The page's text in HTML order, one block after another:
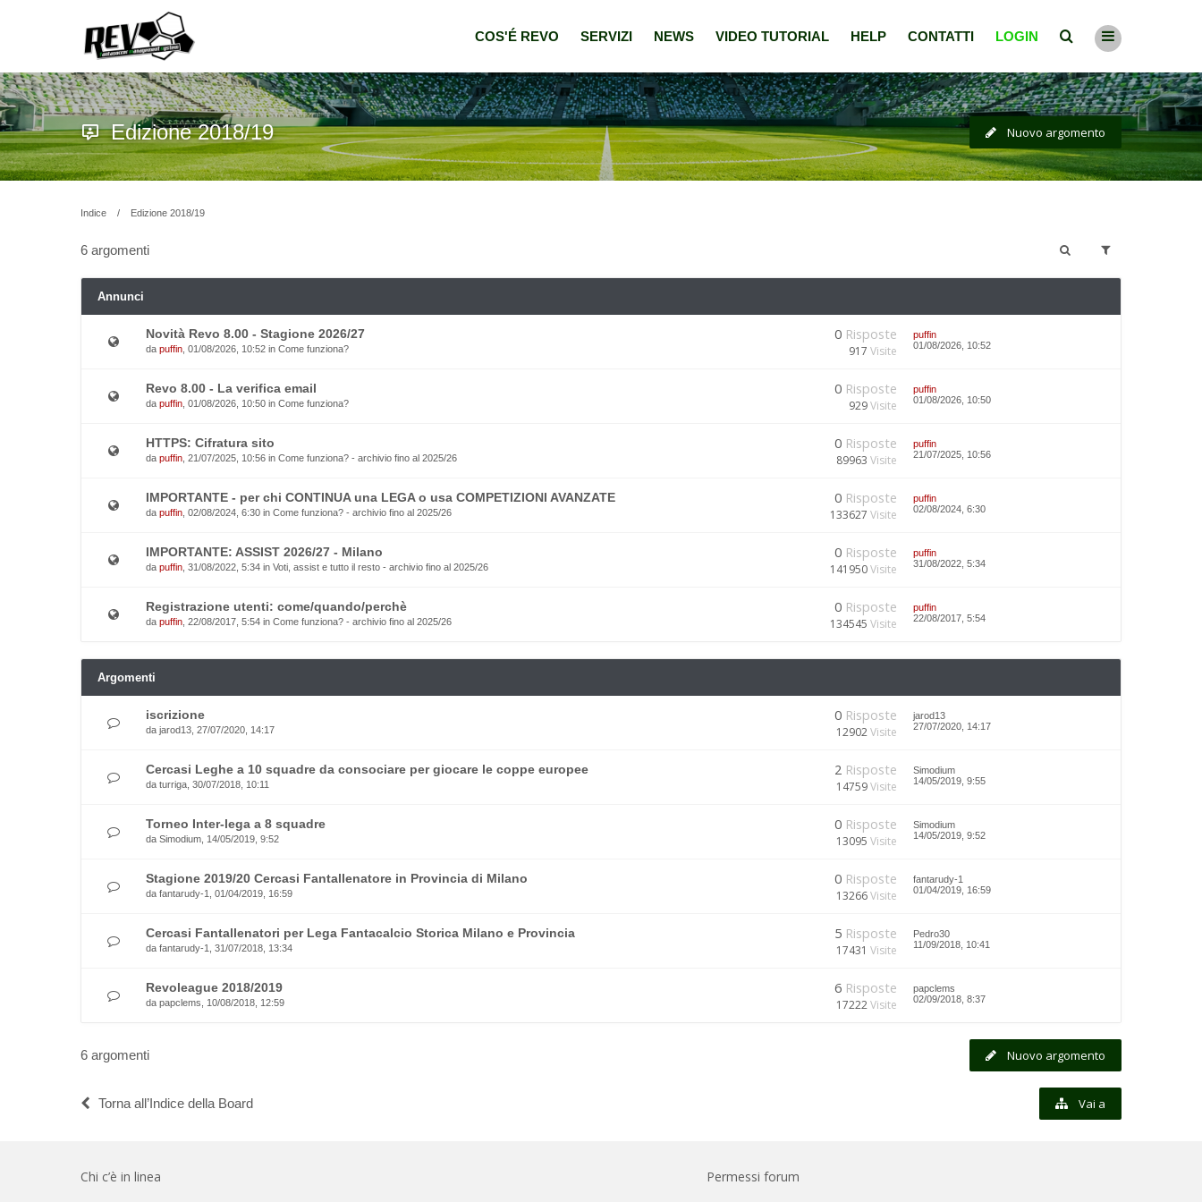
COS'É REVO SERVIZI NEWS VIDEO TUTORIAL HELP CONTATTI LOGIN
Edizione 2018/19 Nuovo argomento
Indice Edizione 2018/19
6 argomenti
Annunci
Novità Revo 8.00 - Stagione 2026/27
da puffin , 01/08/2026, 10:52 in Come funziona?
0 Risposte
917 Visite
puffin
01/08/2026, 10:52
Revo 8.00 - La verifica email
da puffin , 01/08/2026, 10:50 in Come funziona?
0 Risposte
929Visite
puffin
01/08/2026, 10:50
HTTPS: Cifratura sito
da puffin , 21/07/2025, 10:56 in Come funziona? - archivio fino al 2025/26
0 Risposte
89963 Visite
puffin
21/07/2025, 10:56
IMPORTANTE - per chi CONTINUA una LEGA o usa COMPETIZIONI AVANZATE
da puffin , 02/08/2024, 6:30 in Come funziona? - archivio fino al 2025/26
0 Risposte
133627 Visite
puffin
02/08/2024, 6:30
IMPORTANTE: ASSIST 2026/27 - Milano
da puffin , 31/08/2022, 5:34 in Voti, assist e tutto il resto - archivio fino al 2025/26
0 Risposte
141950Visite
puffin
31/08/2022, 5:34
Registrazione utenti: come/quando/perchè
da puffin , 22/08/2017, 5:54 in Come funziona? - archivio fino al 2025/26
0 Risposte
134545 Visite
puffin
22/08/2017, 5:54
Argomenti
iscrizione
da jarod13 , 27/07/2020, 14:17
0 Risposte
12902Visite
jarod13
27/07/2020, 14:17
Cercasi Leghe a 10 squadre da consociare per giocare le coppe europee
da turriga , 30/07/2018, 10:11
2 Risposte
14759Visite
Simodium
14/05/2019, 9:55
Torneo Inter-lega a 8 squadre
da Simodium , 14/05/2019, 9:52
0 Risposte
13095 Visite
Simodium
14/05/2019, 9:52
Stagione 2019/20 Cercasi Fantallenatore in Provincia di Milano
da fantarudy-1 , 01/04/2019, 16:59
0 Risposte
13266Visite
fantarudy-1
01/04/2019, 16:59
Cercasi Fantallenatori per Lega Fantacalcio Storica Milano e Provincia
da fantarudy-1 , 31/07/2018, 13:34
5 Risposte
17431 Visite
Pedro30
11/09/2018, 10:41
Revoleague 2018/2019
da papclems , 10/08/2018, 12:59
6 Risposte
17222Visite
papclems
02/09/2018, 8:37
Nuovo argomento
6 argomenti
Torna all’Indice della Board Vai a
Permessi forum
Chi c’è in linea